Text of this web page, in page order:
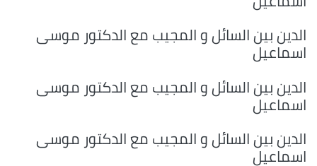
الدين بين السائل و المجيب مع الدكتور موسى
اسماعيل
الدين بين السائل و المجيب مع الدكتور موسى
اسماعيل
الدين بين السائل و المجيب مع الدكتور موسى
اسماعيل